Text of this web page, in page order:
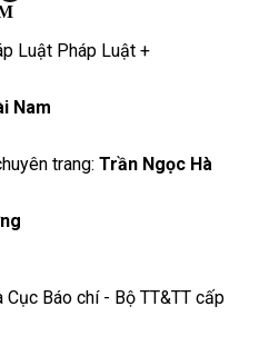
Luật Pháp Luật +
Nam
trang: Trần Ngọc Hà
Báo chí - Bộ TT&TT cấp